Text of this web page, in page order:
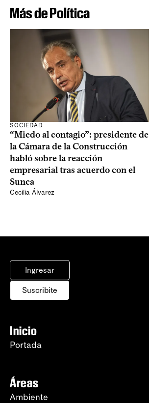
Más de Política
SOCIEDAD
“Miedo al contagio”: presidente de
la Cámara de la Construcción
habló sobre la reacción
empresarial tras acuerdo con el
Sunca
Cecilia Álvarez
Ingresar
Suscribite
Inicio
Portada
Áreas
Ambiente